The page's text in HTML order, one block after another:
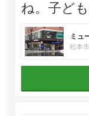
ね。子ど
ミュ
松本